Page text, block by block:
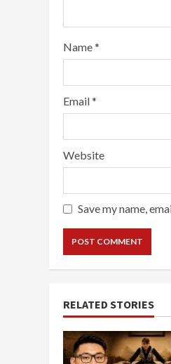
Name*
Email*
Website
Save my name,
RELATED STORIES